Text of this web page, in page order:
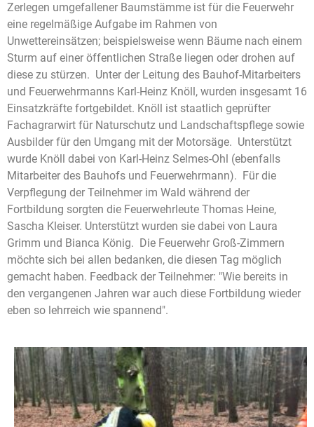
Zerlegen umgefallener Baumstämme ist für die Feuerwehr
eine regelmäßige Aufgabe im Rahmen von
Unwettereinsätzen; beispielsweise wenn Bäume nach einem
Sturm auf einer öffentlichen Straße liegen oder drohen auf
diese zu stürzen. Unter der Leitung des Bauhof-Mitarbeiters
und Feuerwehrmanns Karl-Heinz Knöll, wurden insgesamt 16
Einsatzkräfte fortgebildet. Knöll ist staatlich geprüfter
Fachagrarwirt für Naturschutz und Landschaftspflege sowie
Ausbilder für den Umgang mit der Motorsäge. Unterstützt
wurde Knöll dabei von Karl-Heinz Selmes-Ohl (ebenfalls
Mitarbeiter des Bauhofs und Feuerwehrmann). Für die
Verpflegung der Teilnehmer im Wald während der
Fortbildung sorgten die Feuerwehrleute Thomas Heine,
Sascha Kleiser. Unterstützt wurden sie dabei von Laura
Grimm und Bianca König. Die Feuerwehr Groß-Zimmern
möchte sich bei allen bedanken, die diesen Tag möglich
gemacht haben. Feedback der Teilnehmer: "Wie bereits in
den vergangenen Jahren war auch diese Fortbildung wieder
eben so lehrreich wie spannend".